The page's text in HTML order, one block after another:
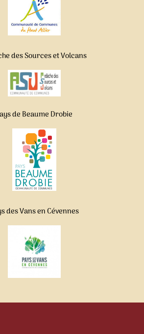
des Sources et Volcans
de Beaume Drobie
des Vans en Cévennes